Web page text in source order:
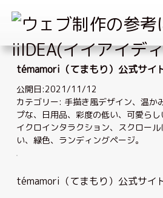
Skip
content
témamori（てまもり）公式サイ
公開日:2021/11/12
カテゴリー: 手描き風デザイン、温か
プな、 日用品、 彩度の低い、 可愛らし
イクロインタラクション、 スクロー
い、緑色、 ランディングページ。
témamori（てまもり）公式サイ